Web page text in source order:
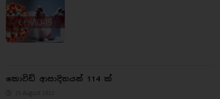
කොවිඩ් ආසාදිතයන් 114 ක්
25 August 2022